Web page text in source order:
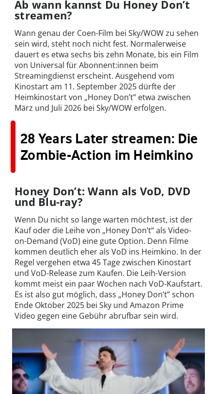
Ab wann kannst Du Honey Don’t
streamen?
Wann genau der Coen-Film bei Sky/WOW zu sehen
sein wird, steht noch nicht fest. Normalerweise
dauert es etwa sechs bis zehn Monate, bis ein Film
von Universal für Abonnent:innen beim
Streamingdienst erscheint. Ausgehend vom
Kinostart am 11. September 2025 dürfte der
Heimkinostart von „Honey Don’t” etwa zwischen
März und Juli 2026 bei Sky/WOW erfolgen.
28 Years Later streamen: Die
Zombie-Action im Heimkino
Honey Don’t: Wann als VoD, DVD
und Blu-ray?
Wenn Du nicht so lange warten möchtest, ist der
Kauf oder die Leihe von „Honey Don’t“ als Video-
on-Demand (VoD) eine gute Option. Denn Filme
kommen deutlich eher als VoD ins Heimkino. In der
Regel vergehen etwa 45 Tage zwischen Kinostart
und VoD-Release zum Kaufen. Die Leih-Version
kommt meist ein paar Wochen nach VoD-Kaufstart.
Es ist also gut möglich, dass „Honey Don’t” schon
Ende Oktober 2025 bei Sky und Amazon Prime
Video gegen eine Gebühr abrufbar sein wird.